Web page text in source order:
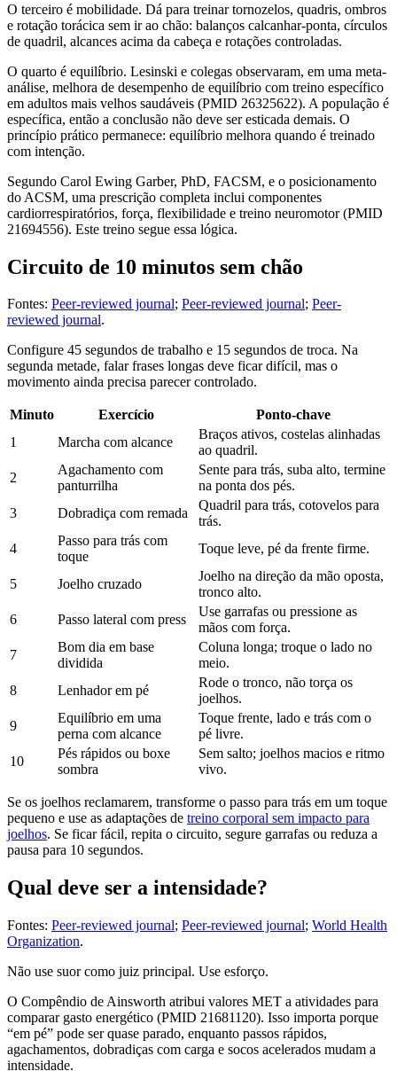
O terceiro é mobilidade. Dá para treinar tornozelos, quadris, ombros
e rotação torácica sem ir ao chão: balanços calcanhar-ponta, círculos
de quadril, alcances acima da cabeça e rotações controladas.
O quarto é equilíbrio. Lesinski e colegas observaram, em uma meta-
análise, melhora de desempenho de equilíbrio com treino específico
em adultos mais velhos saudáveis (PMID 26325622). A população é
específica, então a conclusão não deve ser esticada demais. O
princípio prático permanece: equilíbrio melhora quando é treinado
com intenção.
Segundo Carol Ewing Garber, PhD, FACSM, e o posicionamento
do ACSM, uma prescrição completa inclui componentes
cardiorrespiratórios, força, flexibilidade e treino neuromotor (PMID
21694556). Este treino segue essa lógica.
Circuito de 10 minutos sem chão
Fontes: Peer-reviewed journal; Peer-reviewed journal; Peer-
reviewed journal.
Configure 45 segundos de trabalho e 15 segundos de troca. Na
segunda metade, falar frases longas deve ficar difícil, mas o
movimento ainda precisa parecer controlado.
Minuto Exercício
Ponto-chave
1
Marcha com alcance
Braços ativos, costelas alinhadas
ao quadril.
2
Agachamento com
panturrilha
Sente para trás, suba alto, termine
na ponta dos pés.
3
Dobradiça com remada
Quadril para trás, cotovelos para
trás.
4
Passo para trás com
toque
Toque leve, pé da frente firme.
5 Joelho cruzado
Joelho na direção da mão oposta,
tronco alto.
6
Passo lateral com press
Use garrafas ou pressione as
mãos com força.
7
Bom dia em base
dividida
Coluna longa; troque o lado no
meio.
8
Lenhador em pé
Rode o tronco, não torça os
joelhos.
9
Equilíbrio em uma
perna com alcance
Toque frente, lado e trás com o
pé livre.
10
Pés rápidos ou boxe
sombra
Sem salto; joelhos macios e ritmo
vivo.
Se os joelhos reclamarem, transforme o passo para trás em um toque
pequeno e use as adaptações de treino corporal sem impacto para
joelhos. Se ficar fácil, repita o circuito, segure garrafas ou reduza a
pausa para 10 segundos.
Qual deve ser a intensidade?
Fontes: Peer-reviewed journal; Peer-reviewed journal; World Health
Organization.
Não use suor como juiz principal. Use esforço.
O Compêndio de Ainsworth atribui valores MET a atividades para
comparar gasto energético (PMID 21681120). Isso importa porque
“em pé” pode ser quase parado, enquanto passos rápidos,
agachamentos, dobradiças com carga e socos acelerados mudam a
intensidade.